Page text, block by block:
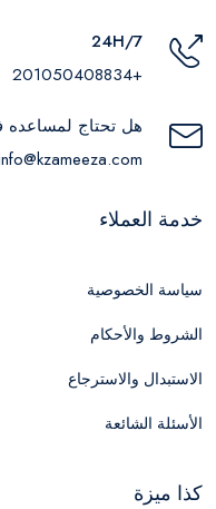
24H/7
+201050408834
هل تحتاج
خدمة العملاء
سياسة الخصوصية
الشروط والأحكام
الاستبدال والاسترجاع
الأسئلة الشائعة
كذا ميزة